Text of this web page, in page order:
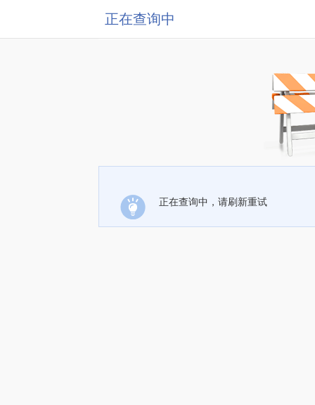
正在查询中
正在查询中，请刷新重试